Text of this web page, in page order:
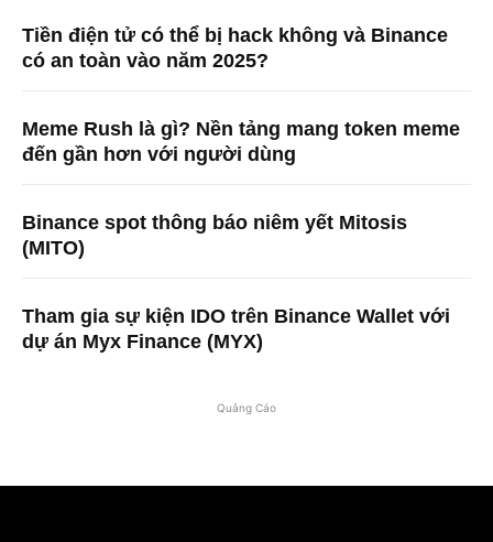
Tiền điện tử có thể bị hack không và Binance
có an toàn vào năm 2025?
Meme Rush là gì? Nền tảng mang token meme
đến gần hơn với người dùng
Binance spot thông báo niêm yết Mitosis
(MITO)
Tham gia sự kiện IDO trên Binance Wallet với
dự án Myx Finance (MYX)
Quảng Cáo